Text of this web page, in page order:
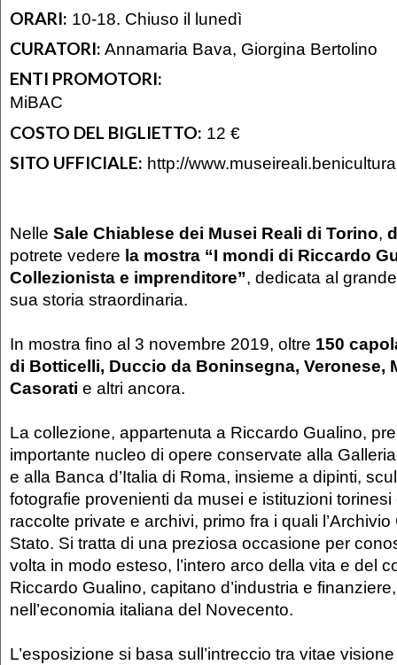
ORARI: 10-18. Chiuso il lunedì
CURATORI: Annamaria Bava, Giorgina Bertolino
ENTI PROMOTORI:
MiBAC
COSTO DEL BIGLIETTO: 12 €
SITO UFFICIALE: http://
Nelle Sale Chiablese dei Musei Reali di Torino,
potrete vedere la mostra “I mondi di Riccardo
Collezionista e imprenditore”, dedicata al
sua storia straordinaria.
In mostra fino al 3 novembre 2019, oltre 150
di Botticelli, Duccio da Boninsegna, Veronese,
Casorati e altri ancora.
La collezione, appartenuta a Riccardo Gualino,
importante nucleo di opere conservate alla
e alla Banca d’Italia di Roma, insieme a dipinti,
fotografie provenienti da musei e istituzioni
raccolte private e archivi, primo fra i quali
Stato. Si tratta di una preziosa occasione per
volta in modo esteso, l’intero arco della vita e del
Riccardo Gualino, capitano d’industria e
nell’economia italiana del Novecento.
L’esposizione si basa sull’intreccio tra vitae